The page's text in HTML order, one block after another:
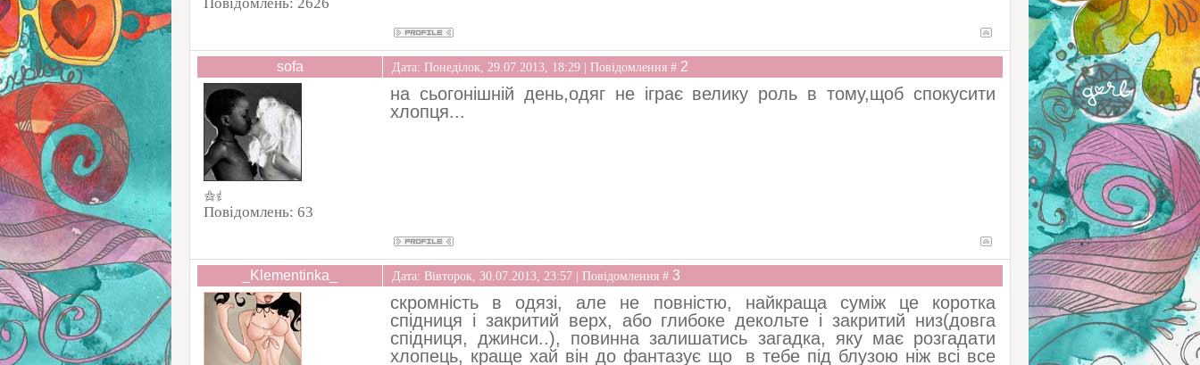
Повідомлень: 2626
sofa Дата: Понеділок, 29.07.2013, 18:29 | Повідомлення # 2
Повідомлень: 63
на сьогонішній день,одяг не іграє велику роль в тому,щоб спокусити
хлопця...
_Klementinka_ Дата: Вівторок, 30.07.2013, 23:57 | Повідомлення # 3
скромність в одязі, але не повністю, найкраща суміж це коротка
спідниця і закритий верх, або глибоке декольте і закритий низ(довга
спідниця, джинси..), повинна залишатись загадка, яку має розгадати
хлопець, краще хай він до фантазує що в тебе під блузою ніж всі все